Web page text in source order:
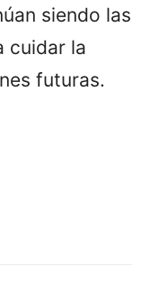
siendo las
cuidar la
futuras.